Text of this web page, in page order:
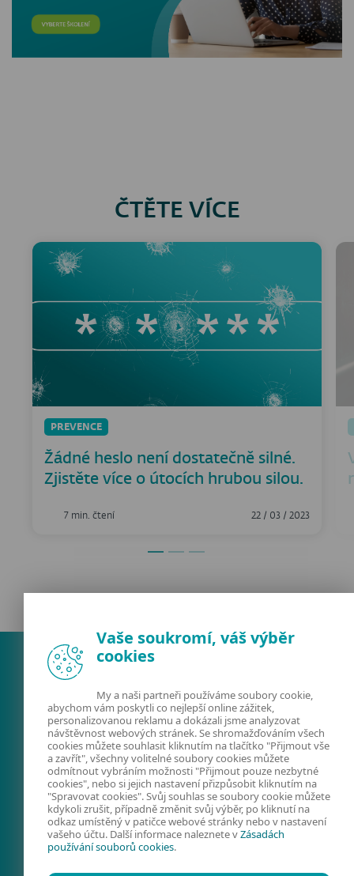
ČTĚTE VÍCE
PREVENCE
Žádné heslo není dostatečně silné.
Zjistěte více o útocích hrubou silou.
7 min. čtení 22 / 03 / 2023
FIRMY A TECHNOLOGIE
KYBERNETICKÁ
BEZPEČNOST
FACEBOOK
X LINKEDIN
Vaše soukromí, váš výběr
cookies
My a naši partneři používáme soubory cookie,
abychom vám poskytli co nejlepší online zážitek,
personalizovanou reklamu a dokázali jsme analyzovat
návštěvnost webových stránek. Se shromažďováním všech
cookies můžete souhlasit kliknutím na tlačítko "Přijmout vše
a zavřít", všechny volitelné soubory cookies můžete
odmítnout vybráním možnosti "Přijmout pouze nezbytné
cookies", nebo si jejich nastavení přizpůsobit kliknutím na
"Spravovat cookies". Svůj souhlas se soubory cookie můžete
kdykoli zrušit, případně změnit svůj výběr, po kliknutí na
odkaz umístěný v patičce webové stránky nebo v nastavení
vašeho účtu. Další informace naleznete vZásadách
používání souborů cookies.